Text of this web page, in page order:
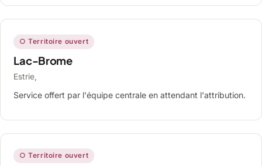
○ Territoire ouvert
Lac-Brome
Estrie,
Service offert par l'équipe centrale en attendant l'attribution.
○ Territoire ouvert